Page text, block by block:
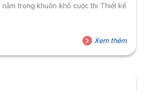
nằm trong khuôn khổ cuộc thi Thiết kế
Xem thêm